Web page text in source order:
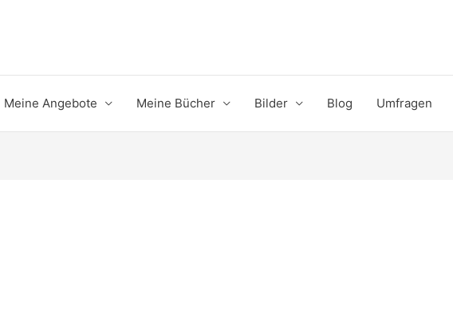
Meine Angebote Meine Bücher Bilder Blog Umfragen